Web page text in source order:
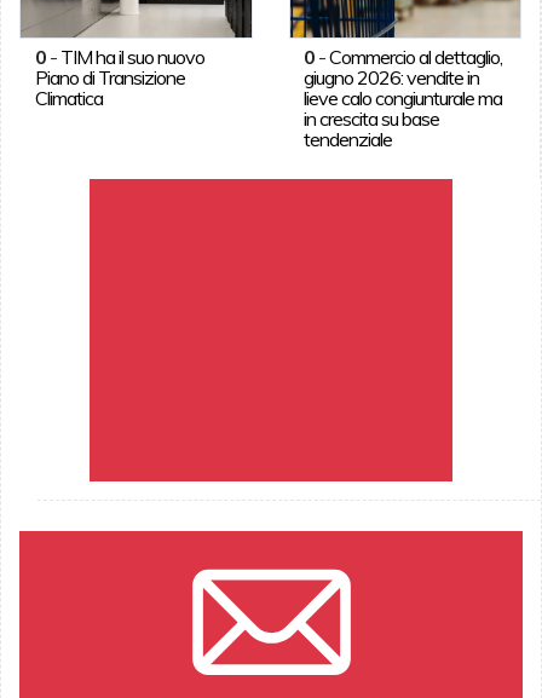
0- TIM ha il suo nuovo
Piano di Transizione
Climatica
0 -Commercio al dettaglio,
giugno 2026: vendite in
lieve calo congiunturale ma
in crescita su base
tendenziale